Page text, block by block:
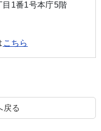
目1番1号本庁5階
こちら
戻る